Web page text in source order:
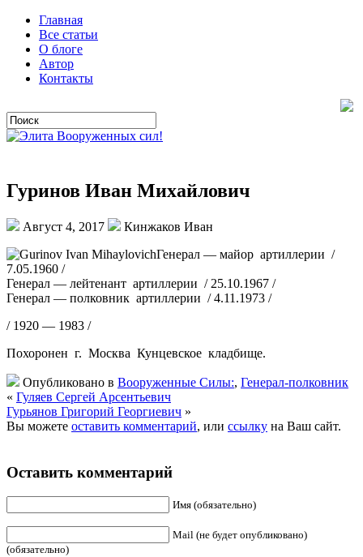
Главная
Все статьи
О блоге
Автор
Контакты
Гуринов Иван Михайлович
Август 4, 2017
Кинжаков Иван
Генерал — майор артиллерии /
7.05.1960 /
Генерал — лейтенант артиллерии / 25.10.1967 /
Генерал — полковник артиллерии / 4.11.1973 /
/ 1920 — 1983 /
Похоронен г. Москва Кунцевское кладбище.
Опубликовано в Вооруженные Силы:, Генерал-полковник
« Гуляев Сергей Арсентьевич
Гурьянов Григорий Георгиевич »
Вы можете оставить комментарий, или ссылку на Ваш сайт.
Оставить комментарий
Имя (обязательно)
Mail (не будет опубликовано)
(обязательно)